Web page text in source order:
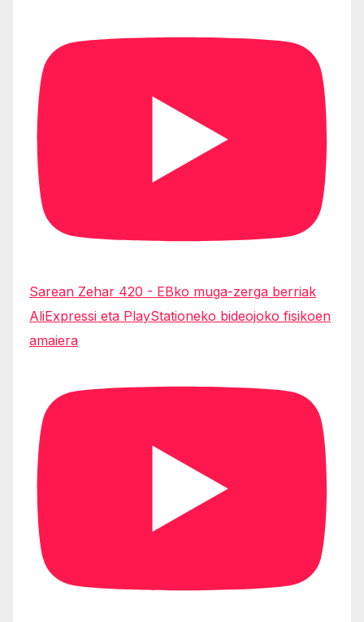
Sarean Zehar 420 - EBko muga-zerga berriak
AliExpressi eta PlayStationeko bideojoko fisikoen
amaiera